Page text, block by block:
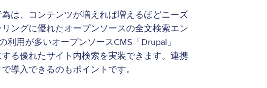
は、コンテンツが増えれば増えるほどニーズ
ングに優れたオープンソースの全文検索エン
利用が多いオープンソースCMS「Drupal」
る優れたサイト内検索を実装できます。連携
導入できるのもポイントです。